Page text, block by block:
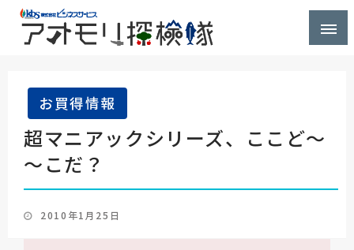
お買得情報
超マニアックシリーズ、ここど～
～こだ？
投
日:
2010年1月25日